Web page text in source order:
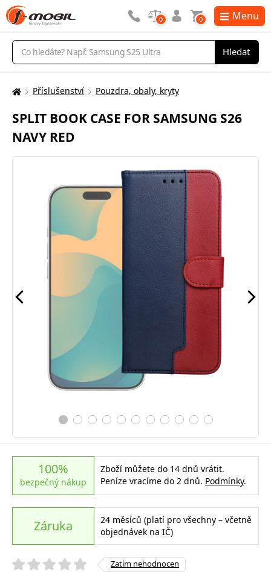
Vyhledávání
Hledat
0 0 Menu
Zde
nacházíte:
Příslušenství Pouzdra, obaly, kryty
SPLIT BOOK CASE FOR SAMSUNG S26
NAVY RED
100%
bezpečný nákup
Zboží můžete do 14 dnů vrátit.
Peníze vracíme do 2 dnů. Podmínky.
Záruka
24 měsíců (platí pro všechny – včetně
objednávek na IČ)
Zatím nehodnocen